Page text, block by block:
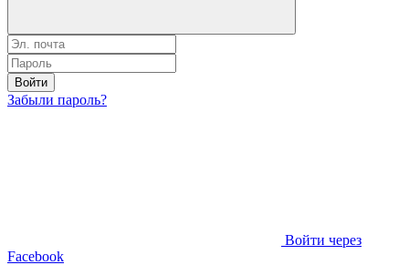
Войти
Забыли пароль?
Войти через
Facebook